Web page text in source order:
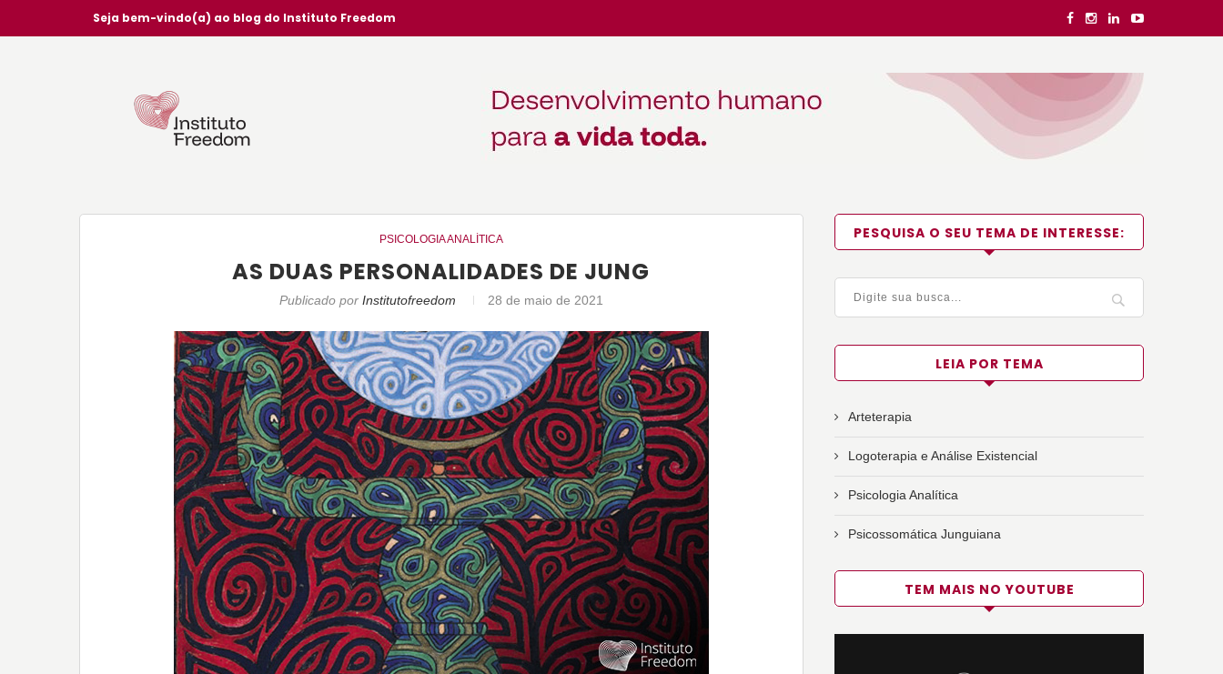
Seja bem-vindo(a) ao blog do Instituto Freedom
PSICOLOGIA ANALÍTICA
AS DUAS PERSONALIDADES DE JUNG
Publicado por Institutofreedom 28 de maio de 2021
PESQUISA O SEU TEMA DE INTERESSE:
LEIA POR TEMA
Arteterapia
Logoterapia e Análise Existencial
Psicologia Analítica
Psicossomática Junguiana
TEM MAIS NO YOUTUBE